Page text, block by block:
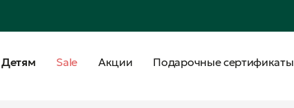
Детям Sale Акции Подарочные сертификаты